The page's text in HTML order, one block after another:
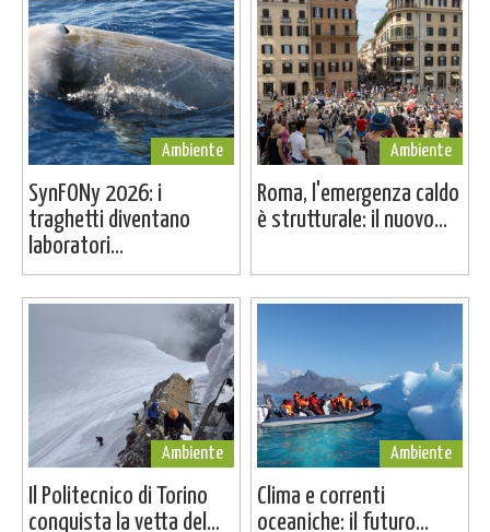
Ambiente
SynFONy 2026: i
traghetti diventano
laboratori...
Ambiente
Roma, l'emergenza caldo
è strutturale: il nuovo...
Ambiente
Il Politecnico di Torino
conquista la vetta del...
Ambiente
Clima e correnti
oceaniche: il futuro...